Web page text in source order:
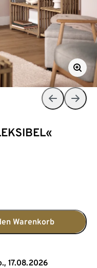
Warenkorb
17.08.2026